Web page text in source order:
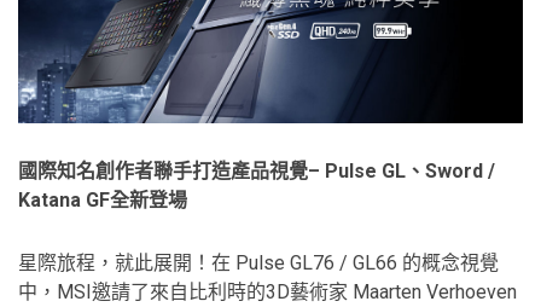
國際知名創作者聯手打造產品視覺– Pulse GL、Sword /
Katana GF全新登場
星際旅程，就此展開！在 Pulse GL76 / GL66 的概念視覺
中，MSI邀請了來自比利時的3D藝術家 Maarten Verhoeven